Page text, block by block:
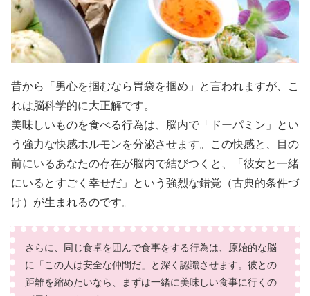
昔から「男心を掴むなら胃袋を掴め」と言われますが、こ
れは脳科学的に大正解です。
美味しいものを食べる行為は、脳内で「ドーパミン」とい
う強力な快感ホルモンを分泌させます。この快感と、目の
前にいるあなたの存在が脳内で結びつくと、「彼女と一緒
にいるとすごく幸せだ」という強烈な錯覚（古典的条件づ
け）が生まれるのです。
さらに、同じ食卓を囲んで食事をする行為は、原始的な脳
に「この人は安全な仲間だ」と深く認識させます。彼との
距離を縮めたいなら、まずは一緒に美味しい食事に行くの